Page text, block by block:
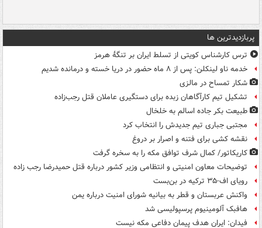
پربازدیدترین ها
ترس کارشناس کویتی از تسلط ایران بر تنگۀ هرمز
خدمه ناو لینکلن: پس از ۸ ماه حضور در دریا خسته و درمانده‌ شدیم
شکار تمساح در مالزی
تشکیل تیم کارآگاهان زبده برای دستگیری عاملان قتل رجب‌زاده
طبیعت بکر جاده اسالم به خلخال
مجتبی جباری تیم جدیدش را انتخاب کرد
نقشه کشی برای فتنه و اصرار بر دروغ
کاریکاتور/ کمال شرف توافق مکه را به سخره گرفت
توضیحات معاون امنیتی و انتظامی وزیر کشور درباره قتل حمیدرضا رجب زاده
رویای اف-۳۵ ترکیه در بن‌بست
واکنش عربستان و قطر به بیانیه شورای امنیت درباره یمن
هافبک آلومینیوم پرسپولیسی شد
فیدان: ایران هدف پیمان دفاعی مکه نیست